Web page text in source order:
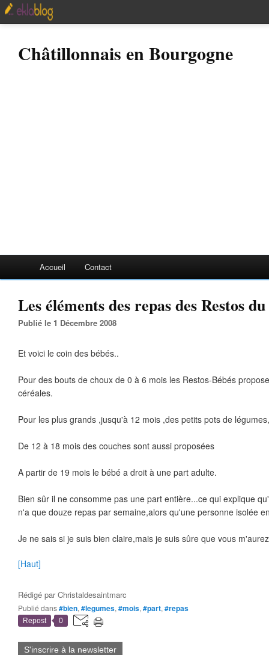
Châtillonnais en Bourgogne
Accueil Contact
Les éléments des repas des Restos
Publié le 1 Décembre 2008
Et voici le coin des bébés..
Pour des bouts de choux de 0 à 6 mois les Restos-Bébés
céréales.
Pour les plus grands ,jusqu'à 12 mois ,des petits pots de
De 12 à 18 mois des couches sont aussi proposées
A partir de 19 mois le bébé a droit à une part adulte.
Bien sûr il ne consomme pas une part entière...ce qui explique
n'a que douze repas par semaine,alors qu'une personne isolée
Je ne sais si je suis bien claire,mais je suis sûre que vous
[Haut]
Rédigé parChristaldesaintmarc
Publié dans#bien, #legumes, #mois, #part, #repas
Repost 0
S'inscrire à la newsletter